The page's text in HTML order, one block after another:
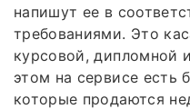
напишут ее в
требованиями. Это
курсовой, дипломной
этом на сервисе есть
которые продаются